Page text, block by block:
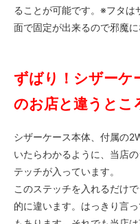
ることが可能です。※フタは
面で固定が出来るので邪魔に
ずばり！シザーケ
のお店と違うとこ
シザーケース本体、付属の
いたらわかるように、当店
テッチが入っています。
このステッチを入れるだけ
的に違います。はっきり言